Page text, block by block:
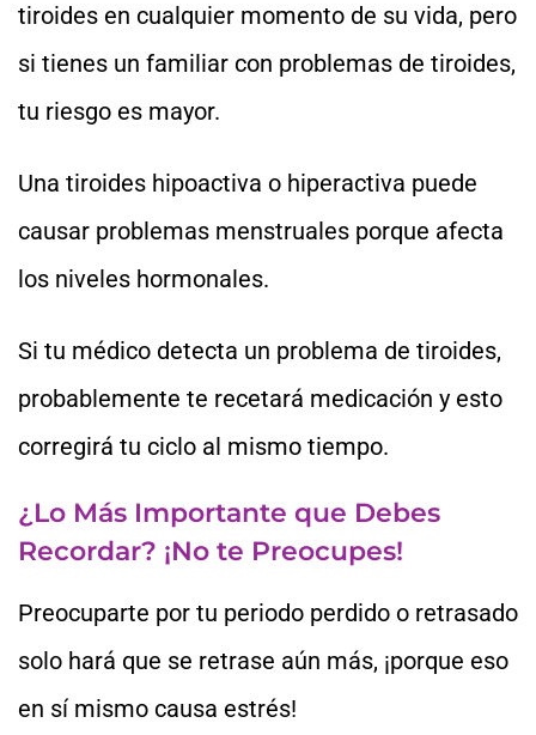
tiroides en cualquier momento de su vida, pero
si tienes un familiar con problemas de tiroides,
tu riesgo es mayor.
Una tiroides hipoactiva o hiperactiva puede
causar problemas menstruales porque afecta
los niveles hormonales.
Si tu médico detecta un problema de tiroides,
probablemente te recetará medicación y esto
corregirá tu ciclo al mismo tiempo.
¿Lo Más Importante que Debes
Recordar? ¡No te Preocupes!
Preocuparte por tu periodo perdido o retrasado
solo hará que se retrase aún más, ¡porque eso
en sí mismo causa estrés!